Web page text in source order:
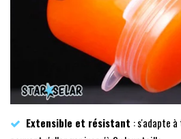
Extensible et résistant : s'adapte